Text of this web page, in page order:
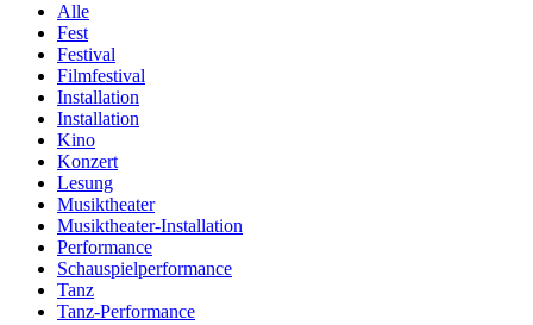
Alle
Fest
Festival
Filmfestival
Installation
Installation
Kino
Konzert
Lesung
Musiktheater
Musiktheater-Installation
Performance
Schauspielperformance
Tanz
Tanz-Performance